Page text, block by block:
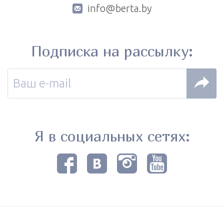
info@berta.by
Подписка на рассылку:
Я в социальных сетях: